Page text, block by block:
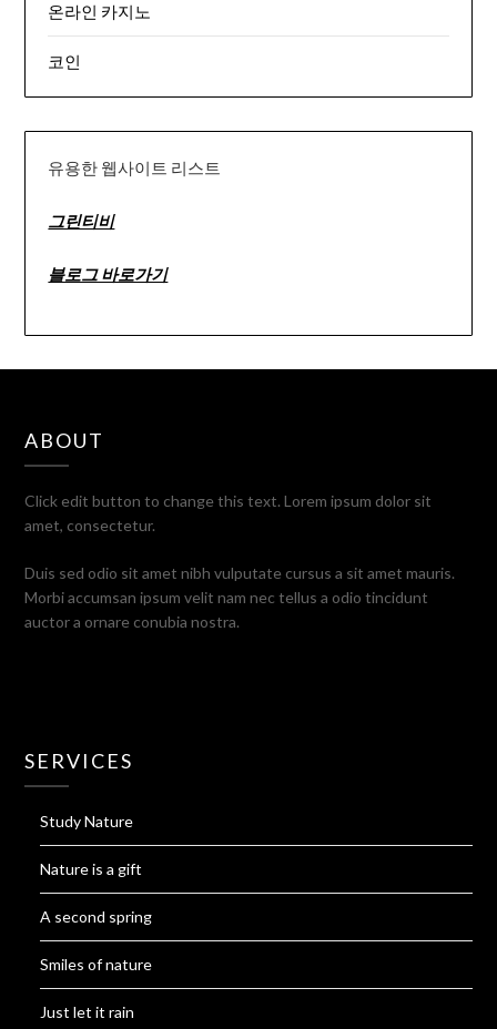
온라인 카지노
코인
유용한 웹사이트 리스트
그린티비
블로그 바로가기
ABOUT
Click edit button to change this text. Lorem ipsum dolor sit
amet, consectetur.
Duis sed odio sit amet nibh vulputate cursus a sit amet mauris.
Morbi accumsan ipsum velit nam nec tellus a odio tincidunt
auctor a ornare conubia nostra.
SERVICES
Study Nature
Nature is a gift
A second spring
Smiles of nature
Just let it rain